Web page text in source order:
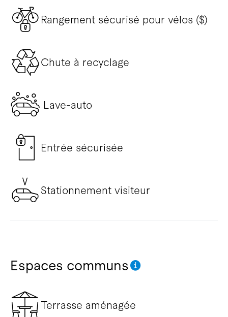
Rangement sécurisé pour vélos ($)
Chute à recyclage
Lave-auto
Entrée sécurisée
Stationnement visiteur
Espaces communs
Terrasse aménagée